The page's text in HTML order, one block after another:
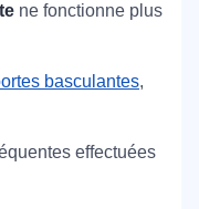
ne fonctionne plus
basculantes,
effectuées